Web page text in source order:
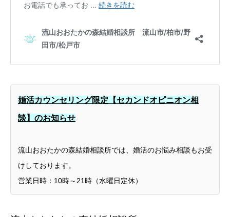
婚活カウンセリング限定【セカンドオピニオン相
談】のお知らせ
流山おおたかの森結婚相談所では、婚活のお悩み相談もお受
けしております。
営業日時：10時～21時（水曜日定休）